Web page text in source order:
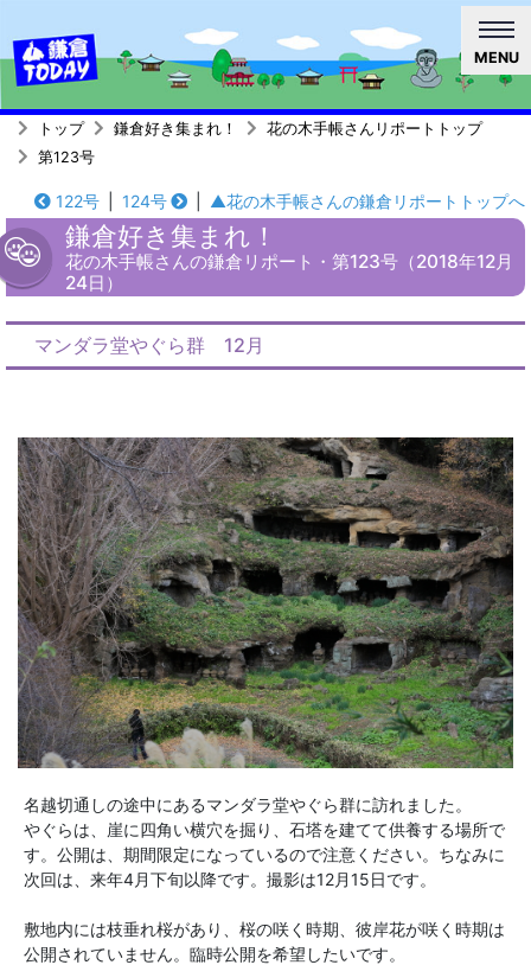
MENU
トップ 鎌倉好き集まれ！
花の木手帳さんリポートトップ
第123号
122号 124号 ▲花の木手帳さんの鎌倉リポートトップへ
鎌倉好き集まれ！
花の木手帳さんの鎌倉リポート・第123号（2018年12月
24日）
マンダラ堂やぐら群 12月
名越切通しの途中にあるマンダラ堂やぐら群に訪れました。
やぐらは、崖に四角い横穴を掘り、石塔を建てて供養する場所で
す。公開は、期間限定になっているので注意ください。ちなみに
次回は、来年4月下旬以降です。撮影は12月15日です。
敷地内には枝垂れ桜があり、桜の咲く時期、彼岸花が咲く時期は
公開されていません。臨時公開を希望したいです。